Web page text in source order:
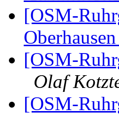
[OSM-
Oberhausen
[OSM-
Olaf
[OSM-